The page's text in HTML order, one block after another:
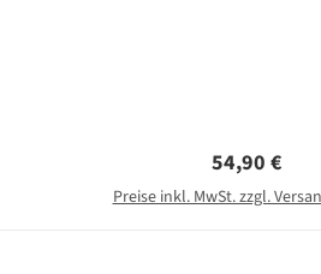
Regulärer
54,90 €
Preise inkl. MwSt. zzgl.